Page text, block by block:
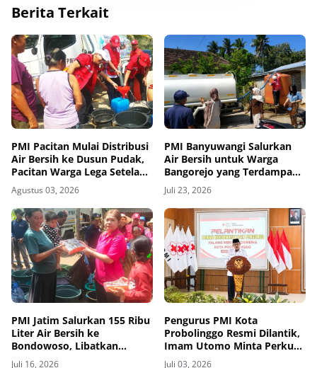
Berita Terkait
PMI Pacitan Mulai Distribusi
Air Bersih ke Dusun Pudak,
Pacitan Warga Lega Setelah
Empat Bulan Krisis
Agustus 03, 2026
PMI Banyuwangi Salurkan
Air Bersih untuk Warga
Bangorejo yang Terdampak
Kekeringan
Juli 23, 2026
PMI Jatim Salurkan 155 Ribu
Liter Air Bersih ke
Bondowoso, Libatkan
Komunitas Lintas Agama
Juli 16, 2026
Pengurus PMI Kota
Probolinggo Resmi Dilantik,
Imam Utomo Minta Perkuat
Layanan Kemanusiaan
Juli 03, 2026